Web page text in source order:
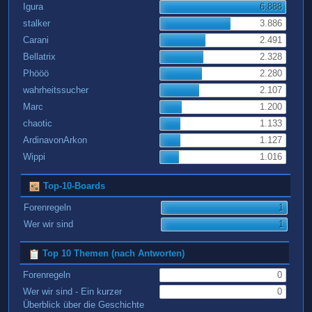
Igura
6.888
stalker
3.886
Carani
2.491
Bellatrix
2.328
Phööö
2.280
wahrheitssucher
2.107
Marc
1.200
chaotic
1.133
ArdinavonArkon
1.127
Wippi
1.016
Top-10-Boards
Forenregeln
1
Wer wir sind
1
Top 10 Themen (nach Antworten)
Forenregeln
0
Wer wir sind - Ein kurzer
Überblick über die Geschichte
0